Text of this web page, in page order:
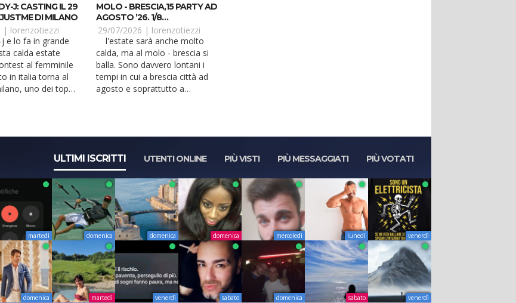
J: CASTING IL 29
DI MILANO
| lorenzotiezzi
calda estate
al femminile
in italia torna al
uno dei top
MOLO - BRESCIA,15 PARTY AD
AGOSTO ’26. 1/8
STREETSMART
29/07/2026 | lorenzotiezzi
calda, ma al molo - brescia si
balla. Sono davvero lontani i
tempi in cui a brescia città ad
agosto e soprattutto a
ULTIMI ISCRITTI UTENTI ONLINE PIÙ VISTI PIÙ MESSAGGIATI PIÙ VOTATI
martedì domenica domenica domenica mercoledì lunedì venerdì
domenica martedì venerdì sabato domenica sabato venerdì